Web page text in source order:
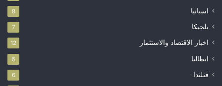
اسبانيا 8
بلجيكا 7
اخبار الاقتصاد والاستثمار 12
ايطاليا 6
فنلندا 6